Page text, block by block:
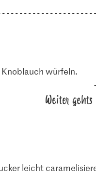
würfeln.
Weiter gehts
leicht